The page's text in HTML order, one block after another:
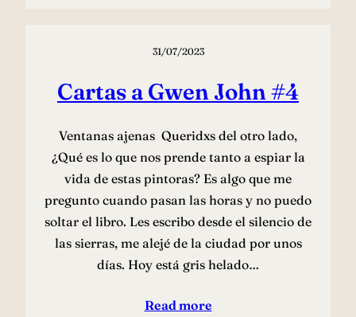
31/07/2023
Cartas a Gwen John #4
Ventanas ajenas Queridxs del otro lado,
¿Qué es lo que nos prende tanto a espiar la
vida de estas pintoras? Es algo que me
pregunto cuando pasan las horas y no puedo
soltar el libro. Les escribo desde el silencio de
las sierras, me alejé de la ciudad por unos
días. Hoy está gris helado…
Read more